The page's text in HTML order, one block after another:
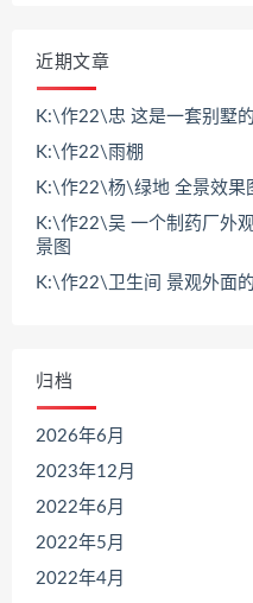
近期文章
K:\作22\忠 这是一套别墅
K:\作22\雨棚
K:\作22\杨\绿地 全景效果
K:\作22\吴 一个制药厂外
景图
K:\作22\卫生间 景观外面
归档
2026年6月
2023年12月
2022年6月
2022年5月
2022年4月